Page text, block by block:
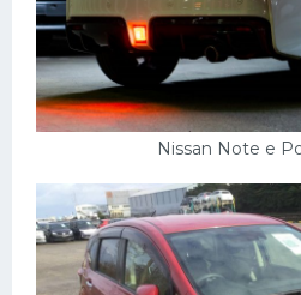
Nissan Note e